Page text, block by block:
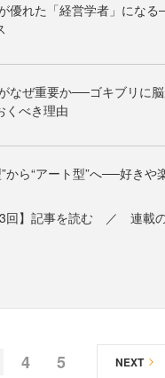
優れた「経営学者」にな
なぜ重要か──ゴキブリに
くべき理由
から“アート型”へ──好きや
3回】記事を読む ／ 連載
4 5 NEXT